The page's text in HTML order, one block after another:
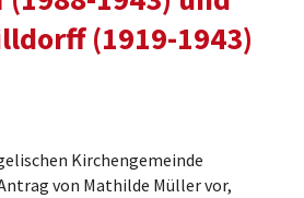
(1919-1943)
Kirchengemeinde
von Mathilde Müller vor,